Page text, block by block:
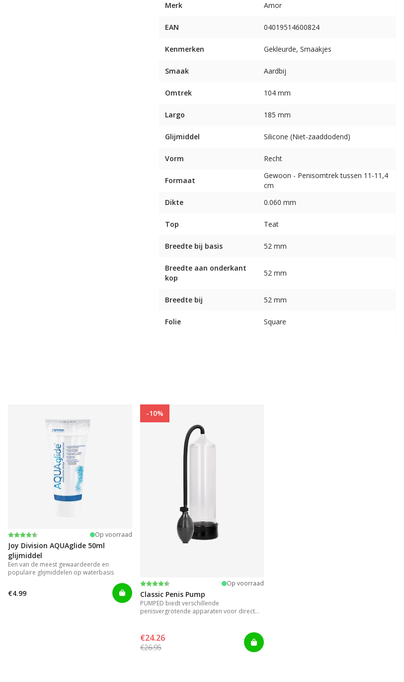
Merk Amor
EAN 04019514600824
Kenmerken Gekleurde, Smaakjes
Smaak Aardbij
Omtrek 104 mm
Largo 185 mm
Glijmiddel Silicone (Niet-zaaddodend)
Vorm Recht
Formaat
Gewoon - Penisomtrek tussen 11-11,4
cm
Dikte
0.060 mm
Top Teat
Breedte bij basis 52 mm
Breedte aan onderkant
kop
52 mm
Breedte bij 52 mm
Folie Square
Beoordeling:
4.2 uit 5 sterren Op voorraad
Joy Division AQUAglide 50ml
glijmiddel
Een van de meest gewaardeerde en
populaire glijmiddelen op waterbasis
€4.99
-10%
Beoordeling:
4.2 uit 5 sterren Op voorraad
Classic Penis Pump
PUMPED biedt verschillende
penisvergrotende apparaten voor direct
€24.26
€26.95